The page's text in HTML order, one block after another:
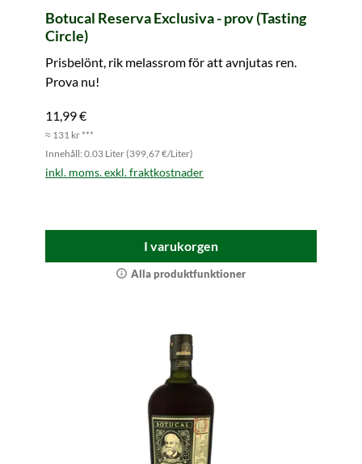
Botucal Reserva Exclusiva - prov (Tasting
Circle)
Prisbelönt, rik melassrom för att avnjutas ren.
Prova nu!
11,99 €
≈ 131 kr ***
Innehåll: 0.03 Liter (399,67 €/Liter)
inkl. moms. exkl. fraktkostnader
I varukorgen
Alla produktfunktioner